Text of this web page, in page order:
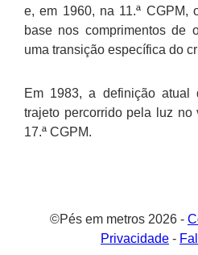
e, em 1960, na 11.ª CGPM,
base nos comprimentos de
uma transição específica do
Em 1983, a definição atual
trajeto percorrido pela luz no
17.ª CGPM.
©Pés em metros 2026 -
Privacidade -